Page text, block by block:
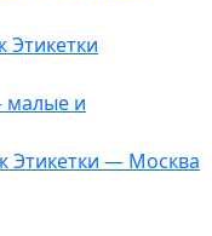
Этикетки
малые и
Этикетки — Москва